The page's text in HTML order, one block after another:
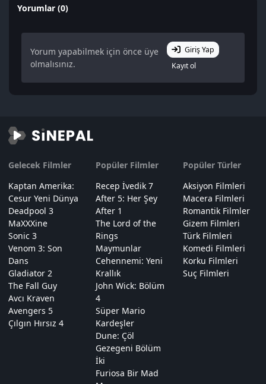
Yorumlar (0)
Yorum yapabilmek için önce üye
olmalısınız.
Giriş Yap
Kayıt ol
Gelecek Filmler
Kaptan Amerika:
Cesur Yeni Dünya
Deadpool 3
MaXXXine
Sonic 3
Venom 3: Son
Dans
Gladiator 2
The Fall Guy
Avcı Kraven
Avengers 5
Çılgın Hırsız 4
Popüler Filmler
Recep İvedik 7
After 5: Her Şey
After 1
The Lord of the
Rings
Maymunlar
Cehennemi: Yeni
Krallık
John Wick: Bölüm
4
Süper Mario
Kardeşler
Dune: Çöl
Gezegeni Bölüm
İki
Furiosa Bir Mad
Popüler Türler
Aksiyon Filmleri
Macera Filmleri
Romantik Filmler
Gizem Filmleri
Türk Filmleri
Komedi Filmleri
Korku Filmleri
Suç Filmleri